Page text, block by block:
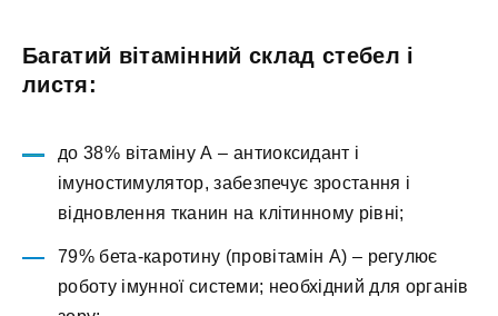
Багатий вітамінний склад стебел і
листя:
до 38% вітаміну А – антиоксидант і
імуностимулятор, забезпечує зростання і
відновлення тканин на клітинному рівні;
79% бета-каротину (провітамін А) – регулює
роботу імунної системи; необхідний для органів